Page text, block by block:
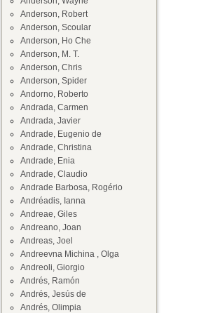
Anderson, Robert
Anderson, Scoular
Anderson, Ho Che
Anderson, M. T.
Anderson, Chris
Anderson, Spider
Andorno, Roberto
Andrada, Carmen
Andrada, Javier
Andrade, Eugenio de
Andrade, Christina
Andrade, Enia
Andrade, Claudio
Andrade Barbosa, Rogério
Andréadis, Ianna
Andreae, Giles
Andreano, Joan
Andreas, Joel
Andreevna Michina , Olga
Andreoli, Giorgio
Andrés, Ramón
Andrés, Jesús de
Andrés, Olimpia